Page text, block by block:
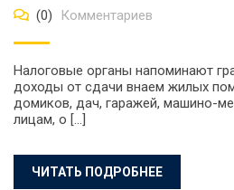
(0) Комментариев
Налоговые органы напоминают
доходы от сдачи внаем жилых
домиков, дач, гаражей, машино-
лицам, о […]
ЧИТАТЬ ПОДРОБНЕЕ